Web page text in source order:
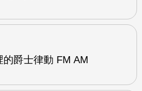
的爵士律動 FM AM